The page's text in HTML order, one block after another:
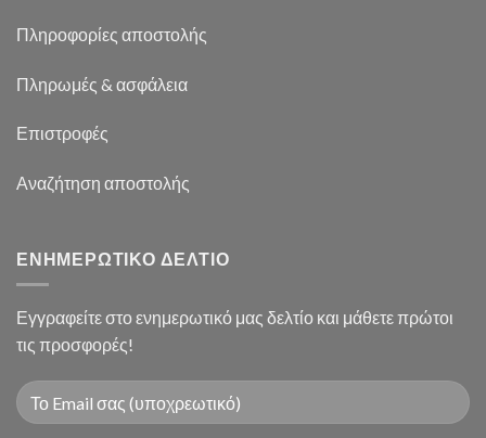
Πληροφορίες αποστολής
Πληρωμές & ασφάλεια
Επιστροφές
Αναζήτηση αποστολής
ΕΝΗΜΕΡΩΤΙΚΟ ΔΕΛΤΙΟ
Εγγραφείτε στο ενημερωτικό μας δελτίο και μάθετε πρώτοι
τις προσφορές!